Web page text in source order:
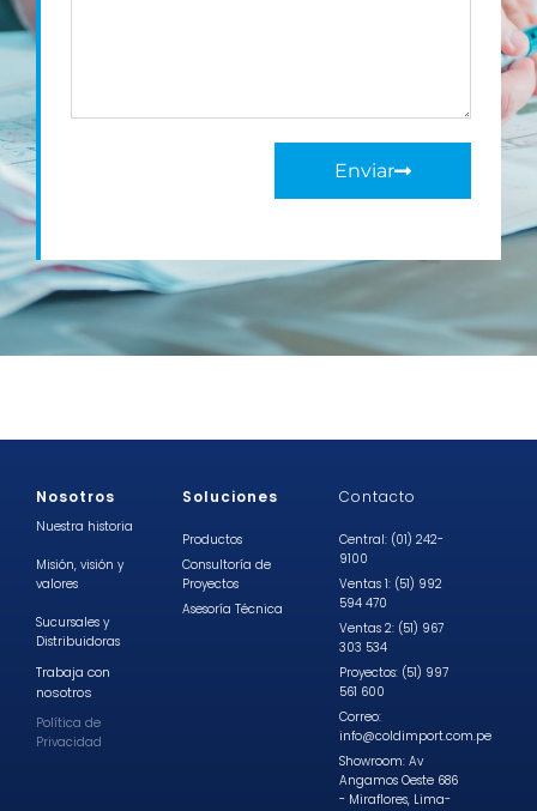
Enviar
Nosotros
Nuestra historia
Misión, visión y
valores
Sucursales y
Distribuidoras
Trabaja con
nosotros
Política de
Privacidad
Soluciones
Productos
Consultoría de
Proyectos
Asesoría Técnica
Contacto
Central: (01) 242-
9100
Ventas 1: (51) 992
594 470
Ventas 2: (51) 967
303 534
Proyectos: (51) 997
561 600
Correo:
info@coldimport.com.pe
Showroom: Av
Angamos Oeste 686
- Miraflores, Lima-